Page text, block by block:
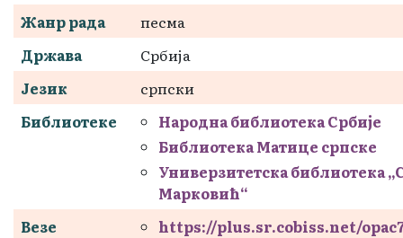
Жанр рада
песма
Држава
Србија
Језик
српски
Библиотеке
Народна библиотека Србије
Библиотека Матице српске
Универзитетска библиотека
Марковић“
Везе
https://plus.sr.cobiss.net/